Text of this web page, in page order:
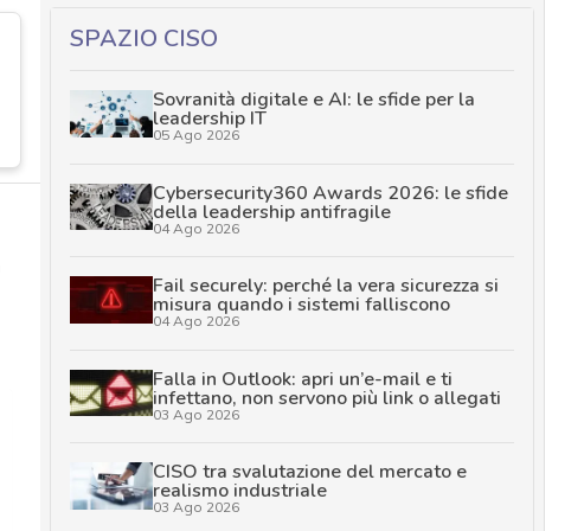
SPAZIO CISO
Sovranità digitale e AI: le sfide per la
leadership IT
05 Ago 2026
Cybersecurity360 Awards 2026: le sfide
della leadership antifragile
04 Ago 2026
Fail securely: perché la vera sicurezza si
misura quando i sistemi falliscono
04 Ago 2026
Falla in Outlook: apri un’e-mail e ti
infettano, non servono più link o allegati
03 Ago 2026
CISO tra svalutazione del mercato e
realismo industriale
03 Ago 2026